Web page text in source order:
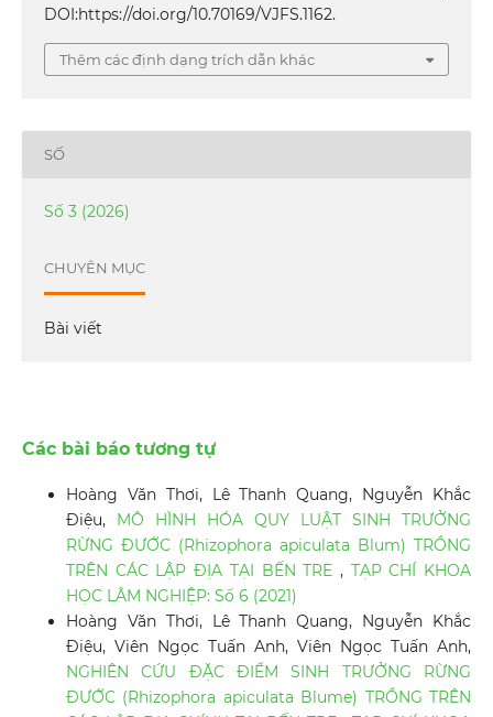
DOI:https://doi.org/10.70169/VJFS.1162.
Thêm các định dạng trích dẫn khác
SỐ
Số 3 (2026)
CHUYÊN MỤC
Bài viết
Các bài báo tương tự
Hoàng Văn Thơi, Lê Thanh Quang, Nguyễn Khắc
Điệu, MÔ HÌNH HÓA QUY LUẬT SINH TRƯỞNG
RỪNG ĐƯỚC (Rhizophora apiculata Blum) TRỒNG
TRÊN CÁC LẬP ĐỊA TẠI BẾN TRE , TẠP CHÍ KHOA
HỌC LÂM NGHIỆP: Số 6 (2021)
Hoàng Văn Thơi, Lê Thanh Quang, Nguyễn Khắc
Điệu, Viên Ngọc Tuấn Anh, Viên Ngọc Tuấn Anh,
NGHIÊN CỨU ĐẶC ĐIỂM SINH TRƯỞNG RỪNG
ĐƯỚC (Rhizophora apiculata Blume) TRỒNG TRÊN